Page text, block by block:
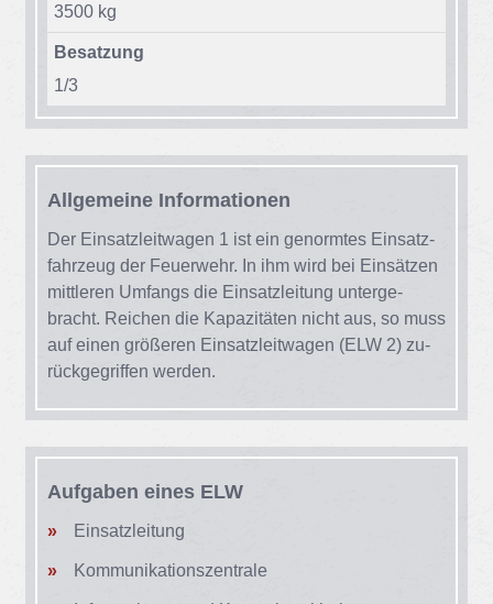
3500 kg
Besatzung
1/​3
All­ge­mei­ne In­for­ma­tio­nen
Der Ein­satz­leit­wa­gen 1 ist ein ge­norm­tes Ein­satz­
fahr­zeug der Feu­er­wehr. In ihm wird bei Ein­sät­zen
mitt­le­ren Um­fangs die Ein­satz­lei­tung un­ter­ge­
bracht. Rei­chen die Ka­pa­zi­tä­ten nicht aus, so muss
auf ei­nen grö­ße­ren Ein­satz­leit­wa­gen (ELW 2) zu­
rück­ge­grif­fen wer­den.
Auf­ga­ben ei­nes ELW
Ein­satz­lei­tung
Kom­mu­ni­ka­ti­ons­zen­tra­le